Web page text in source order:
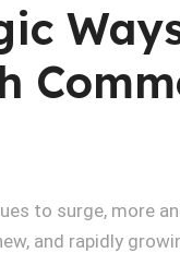
to surge, more
and rapidly